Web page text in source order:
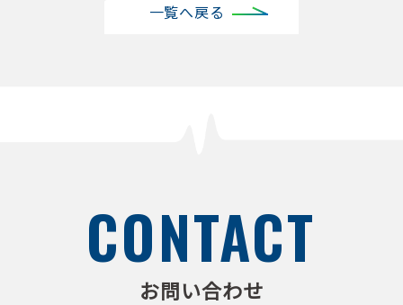
一覧へ戻る
CONTACT
お問い合わせ